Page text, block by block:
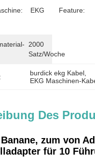
EKG Feature:
2000
Satz/Woche
burdick ekg Kabel
EKG Maschinen-
Des
zum von
für 10